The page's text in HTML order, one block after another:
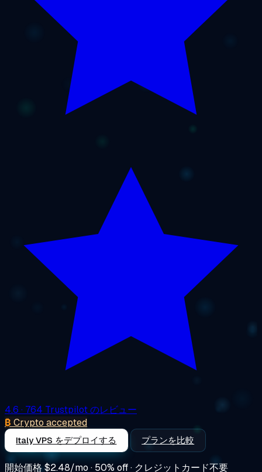
4.6 · 764 Trustpilot のレビュー
₿ Crypto accepted
Italy VPS をデプロイする プランを比較
開始価格$2.48/mo · 50% off · クレジットカード不要